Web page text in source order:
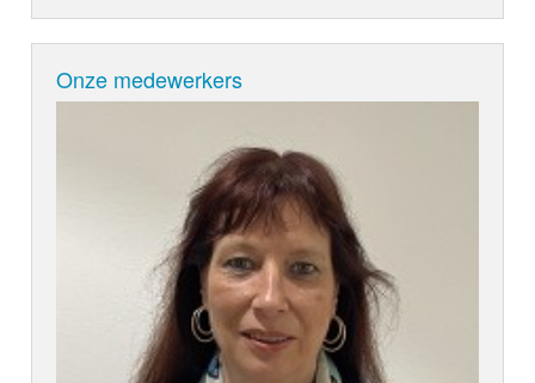
Onze medewerkers